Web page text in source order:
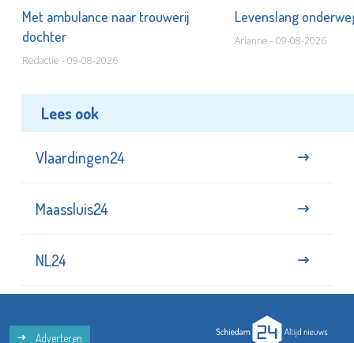
Met ambulance naar trouwerij
dochter
Redactie - 09-08-2026
Levenslang
Arianne - 09-08-2026
Lees ook
Vlaardingen24
Maassluis24
NL24
Adverteren